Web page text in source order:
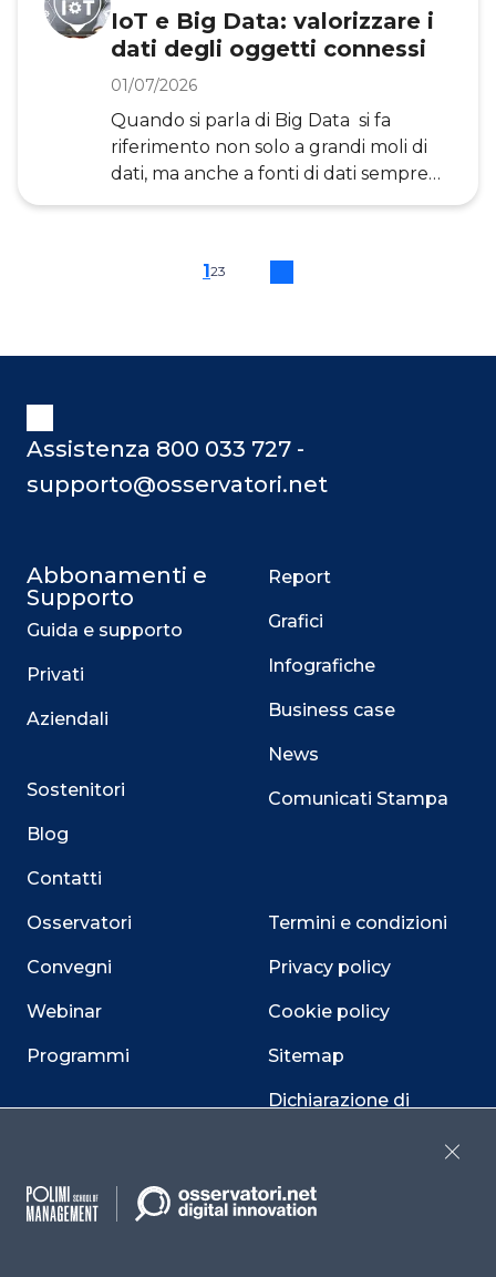
all’82% della popolazione online. Per
di più, gli utenti Mobile sono in
costante aumento, mentre quelli
Desktop sono in calo. In poche parole,
il Mobile sta guadagnando sempre più
terreno nel mondo della navigazione
online, come dimostra anche
IoT e Big Data: valorizzare i
dati degli oggetti connessi
01/07/2026
Quando si parla di Big Data si fa
riferimento non solo a grandi moli di
dati, ma anche a fonti di dati sempre
più eterogenee. Le tipologie di Big
(ovvero i dati provenienti dai dispositivi
diversi settori. Dal Retail al
moltiplicazione dei dispositivi connessi
123
Assistenza 800 033 727 -
supporto@osservatori.net
Abbonamenti e
Supporto
Guida e supporto
Privati
Aziendali
Sostenitori
Blog
Contatti
Osservatori
Convegni
Webinar
Programmi
Report
Grafici
Infografiche
Business case
News
Comunicati Stampa
Termini e condizioni
Privacy policy
Cookie policy
Sitemap
Dichiarazione di